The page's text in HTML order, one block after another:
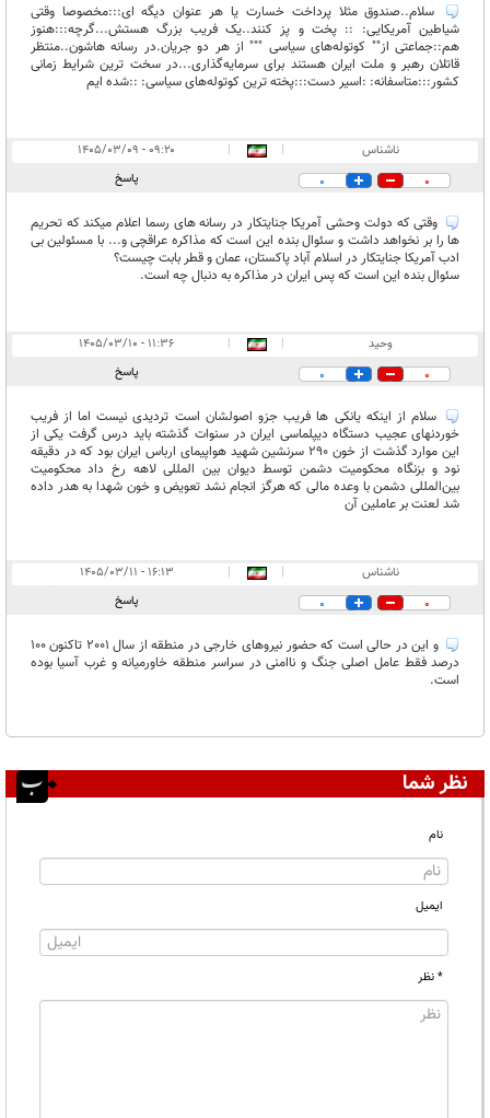
سلام..صندوق مثلا پرداخت خسارت یا هر عنوان دیگه ای:::مخصوصا وقتی
شیاطین آمریکایی: :: پخت و پز کنند..یک فریب بزرگ هستش...گرچه:::هنوز
هم::جماعتی از"" کوتوله‌های سیاسی """ از هر دو جریان.در رسانه هاشون..منتظر
قاتلان رهبر و ملت ایران هستند برای سرمایه‌گذاری...در سخت ترین شرایط زمانی
کشور:::متاسفانه: :اسیر دست:::پخته ترین کوتوله‌های سیاسی: ::شده ایم
ناشناس |
|
۰۹:۲۰ - ۱۴۰۵/۰۳/۰۹
0
0 پاسخ
وقتی که دولت وحشی آمریکا جنایتکار در رسانه های رسما اعلام میکند که تحریم
ها را بر نخواهد داشت و سئوال بنده این است که مذاکره عراقچی و... با مسئولین بی
ادب آمریکا جنایتکار در اسلام آباد پاکستان، عمان و قطر بابت چیست؟
سئوال بنده این است که پس ایران در مذاکره به دنبال چه است.
وحید |
|
۱۱:۳۶ - ۱۴۰۵/۰۳/۱۰
0
0 پاسخ
سلام از اینکه یانکی ها فریب جزو اصولشان است تردیدی نیست اما از فریب
خوردنهای عجیب دستگاه دیپلماسی ایران در سنوات گذشته باید درس گرفت یکی از
این موارد گذشت از خون ۲۹۰ سرنشین شهید هواپیمای ارباس ایران بود که در دقیقه
نود و بزنگاه محکومیت دشمن توسط دیوان بین المللی لاهه رخ داد محکومیت
بین‌المللی دشمن با وعده مالی که هرگز انجام نشد تعویض و خون شهدا به هدر داده
شد لعنت بر عاملین آن
ناشناس |
|
۱۶:۱۳ - ۱۴۰۵/۰۳/۱۱
0
0 پاسخ
و این در حالی است که حضور نیروهای خارجی در منطقه از سال 2001 تاکنون 100
درصد فقط عامل اصلی جنگ و ناامنی در سراسر منطقه خاورمیانه و غرب آسیا بوده
است.
نظر شما
نام
ایمیل
* نظر